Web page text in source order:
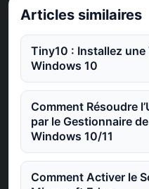
Articles similaires
Tiny10 : Installez
Windows 10
Comment Résoudre
par le Gestionnaire
Windows 10/11
Comment Activer le